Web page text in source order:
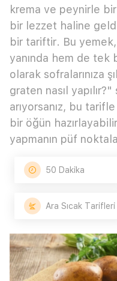
krema ve peynirle
bir lezzet haline
bir tariftir. Bu
yanında hem de tek
olarak sofralarınıza
graten nasıl
arıyorsanız, bu
bir öğün
yapmanın püf
50 Dakika
Ara Sıcak Tarifleri